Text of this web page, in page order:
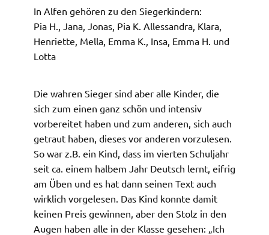
In Alfen gehören zu den Siegerkindern:
Pia H., Jana, Jonas, Pia K. Allessandra, Klara,
Henriette, Mella, Emma K., Insa, Emma H. und
Lotta
Die wahren Sieger sind aber alle Kinder, die
sich zum einen ganz schön und intensiv
vorbereitet haben und zum anderen, sich auch
getraut haben, dieses vor anderen vorzulesen.
So war z.B. ein Kind, dass im vierten Schuljahr
seit ca. einem halbem Jahr Deutsch lernt, eifrig
am Üben und es hat dann seinen Text auch
wirklich vorgelesen. Das Kind konnte damit
keinen Preis gewinnen, aber den Stolz in den
Augen haben alle in der Klasse gesehen: „Ich